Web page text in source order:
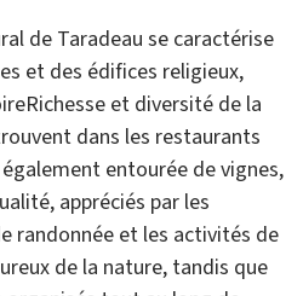
de Taradeau se caractérise
et des édifices religieux,
et diversité de la
dans les restaurants
entourée de vignes,
appréciés par les
randonnée et les activités de
de la nature, tandis que